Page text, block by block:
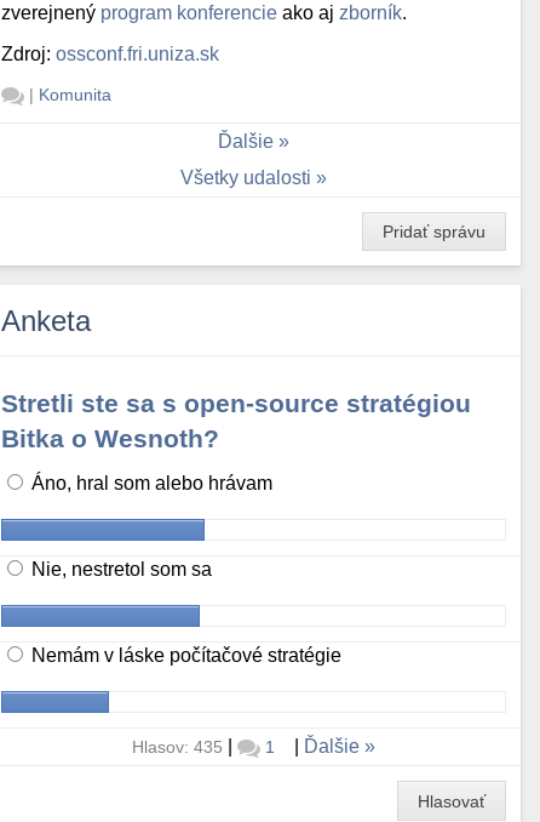
zverejnený program konferencie ako aj zborník.
Zdroj:ossconf.fri.uniza.sk
| Komunita
Ďalšie
Všetky udalosti
Pridať správu
Anketa
Stretli ste sa s open-source stratégiou
Bitka o Wesnoth?
Áno, hral som alebo hrávam
Nie, nestretol som sa
Nemám v láske počítačové stratégie
Hlasov: 435 | 1 Ďalšie
Hlasovať